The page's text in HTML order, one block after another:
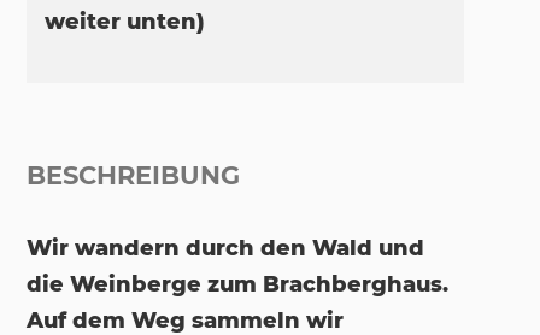
weiter unten)
BESCHREIBUNG
Wir wandern durch den Wald und
die Weinberge zum Brachberghaus.
Auf dem Weg sammeln wir